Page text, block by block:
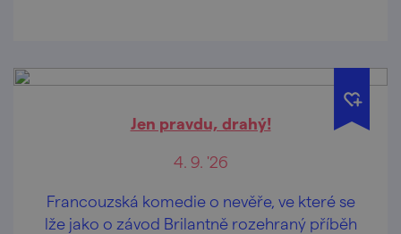
Jen pravdu, drahý!
4. 9. '26
Francouzská komedie o nevěře, ve které se
lže jako o závod Brilantně rozehraný příběh